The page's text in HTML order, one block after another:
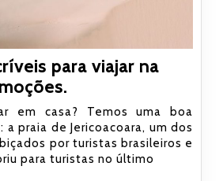
para viajar na
incríveis
para
viajar
na
em casa? Temos uma boa
a praia de Jericoacoara, um dos
por turistas brasileiros e
para turistas no último